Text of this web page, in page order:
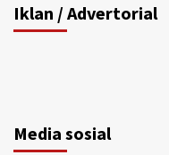
Iklan / Advertorial
Media sosial